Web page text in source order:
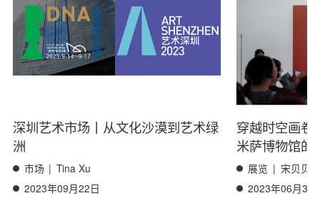
深圳艺术市场丨从文化沙漠到艺术绿
洲
市场 | Tina Xu
2023年09月22日
穿越时空画卷
米萨博物馆的
展览 | 宋贝贝
2023年06月30